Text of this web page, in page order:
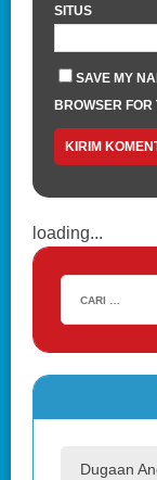
SITUS
SAVE MY
BROWSER FOR
loading...
Dugaan